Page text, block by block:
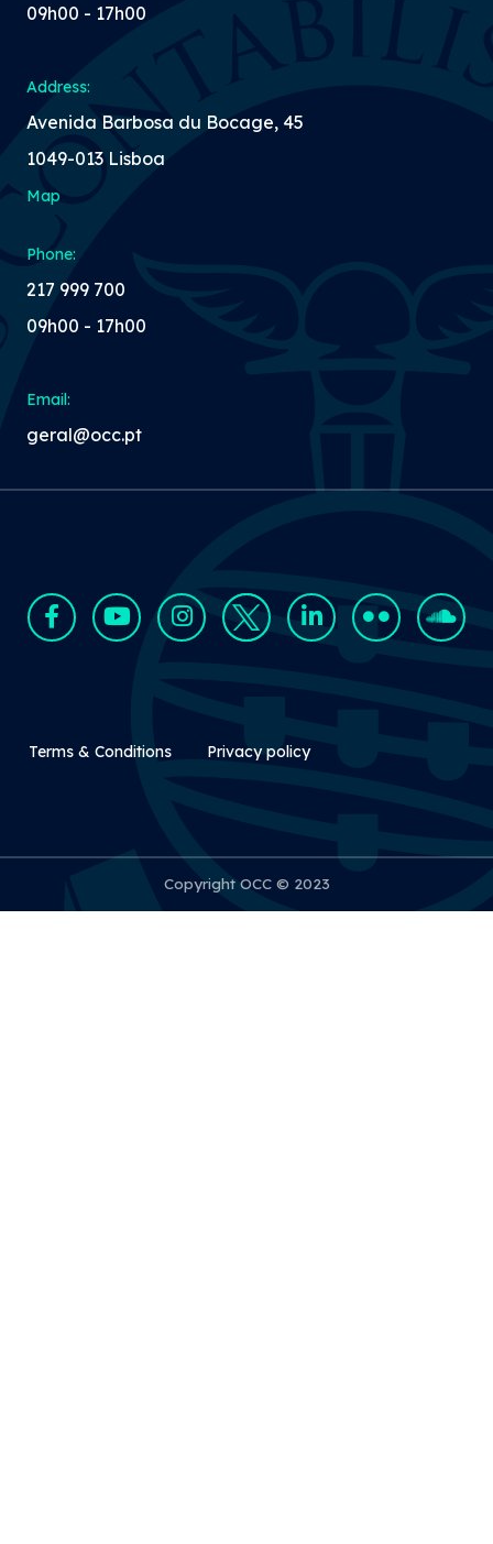
09h00 - 17h00
Address:
Avenida Barbosa du Bocage, 45
1049-013 Lisboa
Map
Phone:
217 999 700
09h00 - 17h00
Email:
geral@occ.pt
Rodapé Secundário
Terms & Conditions Privacy policy
Copyright OCC © 2023